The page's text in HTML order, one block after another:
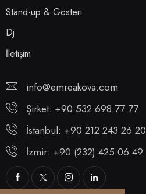
Stand-up & Gösteri
Dj
İletişim
info@emreakova.com
Şirket: +90 532 698 77 77
İstanbul: +90 212 243 26 20
İzmir: +90 (232) 425 06 49